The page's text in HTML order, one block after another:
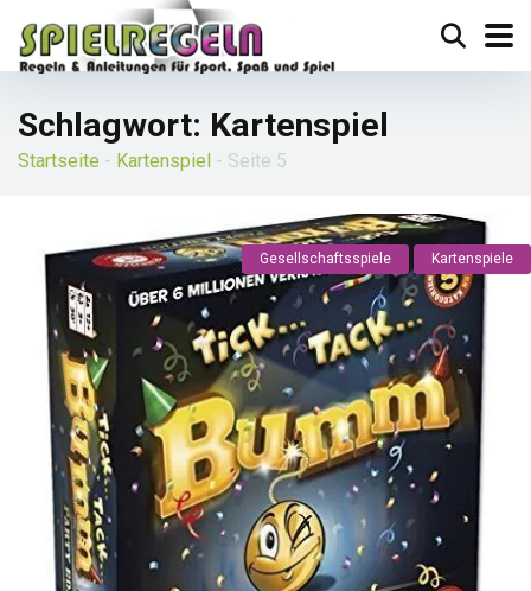
Schlagwort: Kartenspiel
Startseite - Kartenspiel - Seite 5
Gesellschaftsspiele Kartenspiele